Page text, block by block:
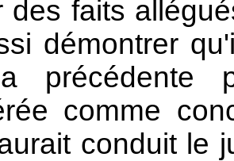
des faits
démontrer
précédente
comme
conduit le